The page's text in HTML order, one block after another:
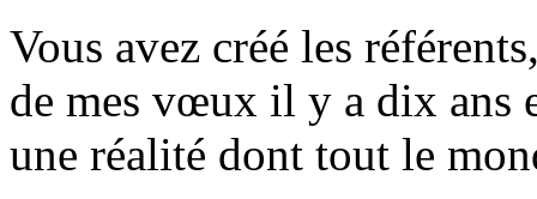
Vous avez créé les
de mes vœux il y a dix ans
une réalité dont tout le